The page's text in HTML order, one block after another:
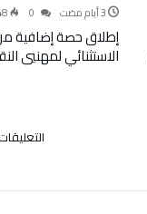
إطلاق حصة إضافية
الاستثنائي لمهنيي
التعليقات